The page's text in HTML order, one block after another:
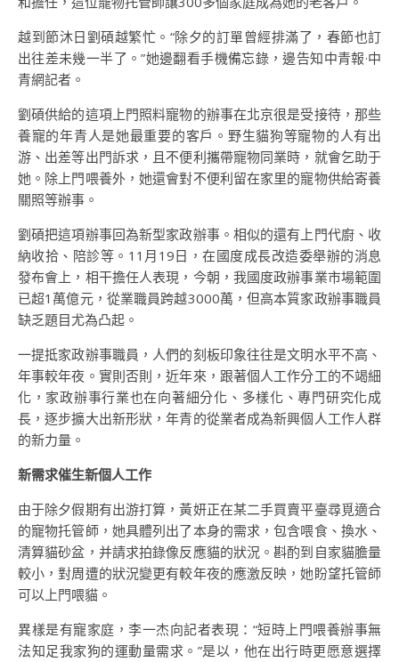
越到節沐日劉碩越繁忙。“除夕的訂單曾經排滿了，春節也訂
出往差未幾一半了。”她邊翻看手機備忘錄，邊告知中青報·中
青網記者。
劉碩供給的這項上門照料寵物的辦事在北京很是受接待，那些
養寵的年青人是她最重要的客戶。野生貓狗等寵物的人有出
游、出差等出門訴求，且不便利攜帶寵物同業時，就會乞助于
她。除上門喂養外，她還會對不便利留在家里的寵物供給寄養
關照等辦事。
劉碩把這項辦事回為新型家政辦事。相似的還有上門代廚、收
納收拾、陪診等。11月19日，在國度成長改造委舉辦的消息
發布會上，相干擔任人表現，今朝，我國度政辦事業市場範圍
已超1萬億元，從業職員跨越3000萬，但高本質家政辦事職員
缺乏題目尤為凸起。
一提抵家政辦事職員，人們的刻板印象往往是文明水平不高、
年事較年夜。實則否則，近年來，跟著個人工作分工的不竭細
化，家政辦事行業也在向著細分化、多樣化、專門研究化成
長，逐步擴大出新形狀，年青的從業者成為新興個人工作人群
的新力量。
新需求催生新個人工作
由于除夕假期有出游打算，黃妍正在某二手買賣平臺尋覓適合
的寵物托管師，她具體列出了本身的需求，包含喂食、換水、
清算貓砂盆，并請求拍錄像反應貓的狀況。斟酌到自家貓膽量
較小，對周遭的狀況變更有較年夜的應激反映，她盼望托管師
可以上門喂貓。
異樣是有寵家庭，李一杰向記者表現：“短時上門喂養辦事無
法知足我家狗的運動量需求。”是以，他在出行時更愿意選擇